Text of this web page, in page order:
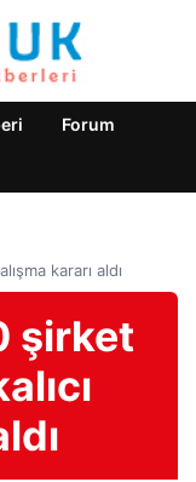
Forum
kararı aldı
şirket